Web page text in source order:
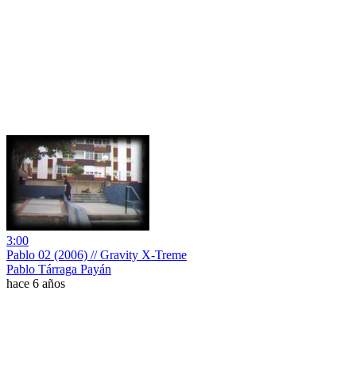
3:00
Pablo 02 (2006) // Gravity X-Treme
Pablo Tárraga Payán
hace 6 años